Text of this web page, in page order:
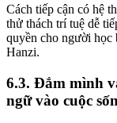
Cách tiếp cận có hệ
thử thách trí tuệ dễ
quyền cho người học
Hanzi.
6.3. Đắm mình
ngữ vào cuộc